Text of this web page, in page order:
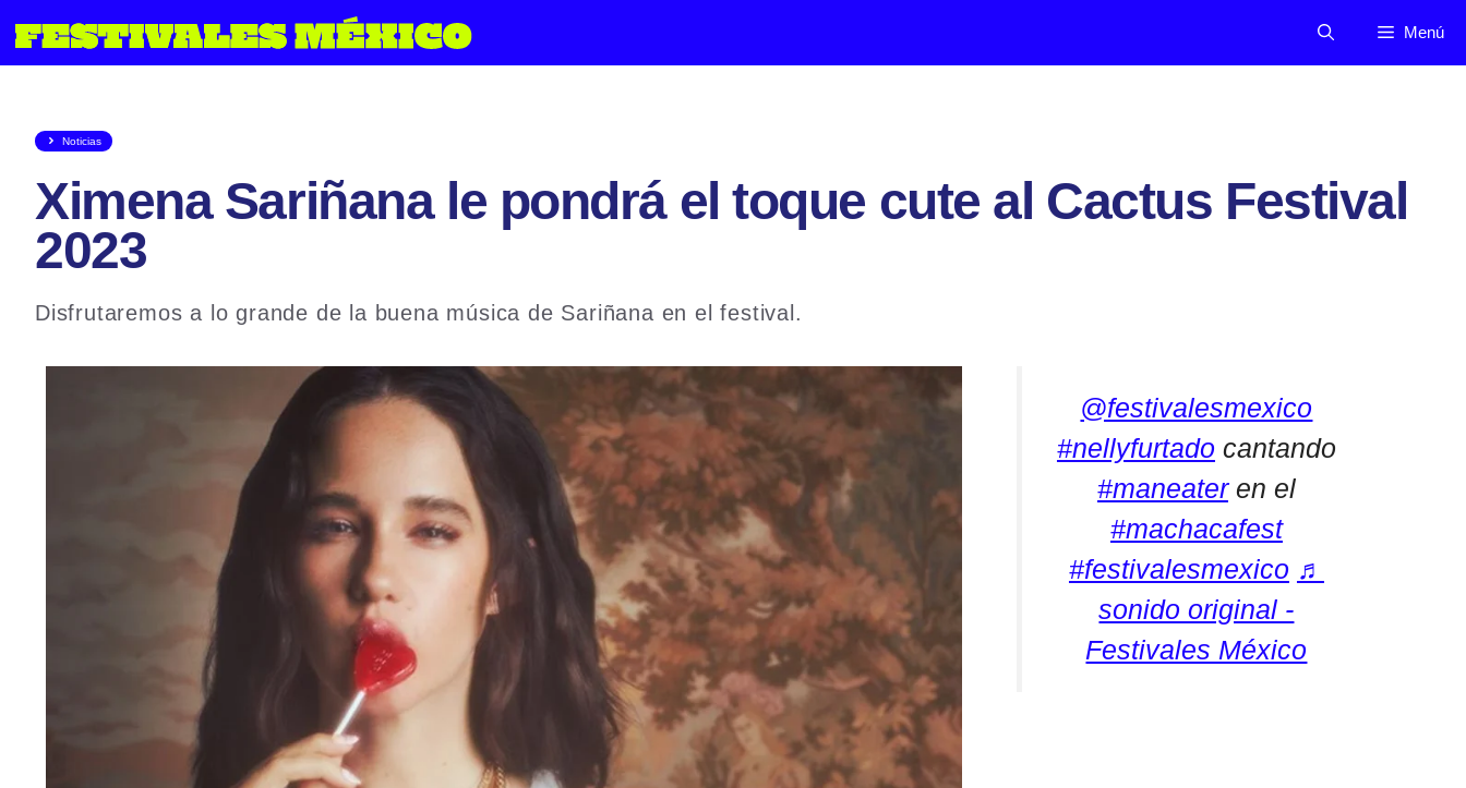
al
Menú
Noticias
Ximena Sariñana le pondrá el toque cute al Cactus Festival
2023
Disfrutaremos a lo grande de la buena música de Sariñana en el festival.
@festivalesmexico
#nellyfurtado cantando
#maneateren el
#machacafest
#festivalesmexico ♬
sonido original -
Festivales México